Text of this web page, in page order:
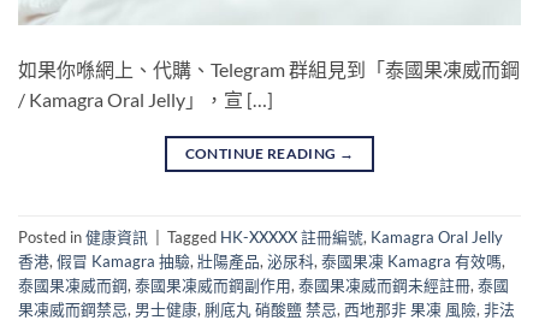
如果你喺網上、代購、Telegram 群組見到「泰國果凍威而鋼
/ Kamagra Oral Jelly」，宣 […]
CONTINUE READING →
Posted in健康資訊 Tagged HK-XXXXX 註冊編號, Kamagra Oral Jelly
香港, 假冒 Kamagra 抽驗, 壯陽產品, 泌尿科, 泰國果凍 Kamagra 有效嗎,
泰國果凍威而鋼, 泰國果凍威而鋼副作用, 泰國果凍威而鋼未經註冊, 泰國
果凍威而鋼禁忌, 男士健康, 脷底丸 硝酸鹽 禁忌, 西地那非 果凍 風險, 非法